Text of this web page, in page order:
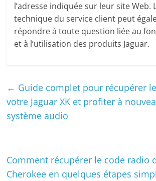
l’adresse indiquée sur leur site Web.
technique du service client peut
répondre à toute question liée au
et à l’utilisation des produits Jaguar.
← Guide complet pour récupérer
votre Jaguar XK et profiter à
système audio
Comment récupérer le code radio
Cherokee en quelques étapes